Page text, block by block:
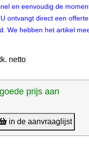
en eenvoudig de
ontvangt direct een
We hebben het artikel
netto
prijs aan
in de aanvraaglijst